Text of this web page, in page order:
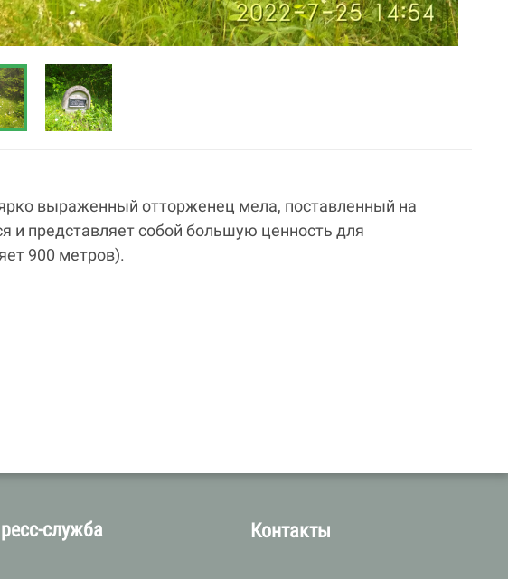
выраженный отторженец мела, поставленный на
и представляет собой большую ценность для
900 метров).
служба Контакты